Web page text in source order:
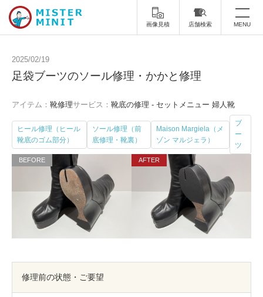
画像見積 店舗検索 MENU
ミスターミニットについて
修理サービス・料金
スーツケース修理 靴修理
スニーカー修理 靴磨き
時計修理・電池交換
合鍵の作製
印鑑・はんこの作製 ダビング
包丁研ぎ 杖先の修理
店舗を探す
2025/02/19
足袋ブーツのソール修理・かかと修理
アイテム： 靴修理サービス： 靴底の修理 - セットメニュー 婦人靴
ヒール修理（ヒール
靴底のゴム部分）
ソール修理（前
底修理・靴裏）
Maison Margiela（メ
ゾン マルジェラ）
ブ
ー
ツ
修理前の状態・ご要望